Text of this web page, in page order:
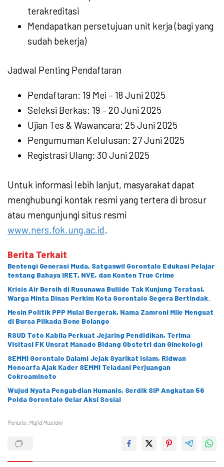
terakreditasi
Mendapatkan persetujuan unit kerja (bagi yang
sudah bekerja)
Jadwal Penting Pendaftaran
Pendaftaran: 19 Mei – 18 Juni 2025
Seleksi Berkas: 19 – 20 Juni 2025
Ujian Tes & Wawancara: 25 Juni 2025
Pengumuman Kelulusan: 27 Juni 2025
Registrasi Ulang: 30 Juni 2025
Untuk informasi lebih lanjut, masyarakat dapat
menghubungi kontak resmi yang tertera di brosur
atau mengunjungi situs resmi
www.ners.fok.ung.ac.id.
Berita Terkait
Bentengi Generasi Muda, Satgaswil Gorontalo Edukasi Pelajar
tentang Bahaya IRET, NVE, dan Konten True Crime
Krisis Air Bersih di Rusunawa Buliide Tak Kunjung Teratasi,
Warga Minta Dinas Perkim Kota Gorontalo Segera Bertindak.
Mesin Politik PPP Mulai Bergerak, Nama Zamroni Mile Menguat
di Bursa Pilkada Bone Bolango
RSUD Toto Kabila Perkuat Jejaring Pendidikan, Terima
Visitasi FK Unsrat Manado Bidang Obstetri dan Ginekologi
SEMMI Gorontalo Dalami Jejak Syarikat Islam, Ridwan
Monoarfa Ajak Kader SEMMI Teladani Perjuangan
Cokroaminoto
Wujud Nyata Pengabdian Humanis, Serdik SIP Angkatan 56
Polda Gorontalo Gelar Aksi Sosial
Penulis: Majid Mustaki